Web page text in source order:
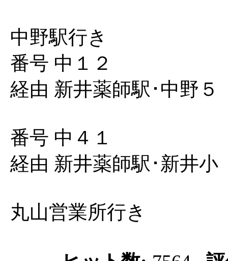
中野駅行き
番号 中１２
経由 新井薬師駅･中野５
番号 中４１
経由 新井薬師駅･新井小
丸山営業所行き